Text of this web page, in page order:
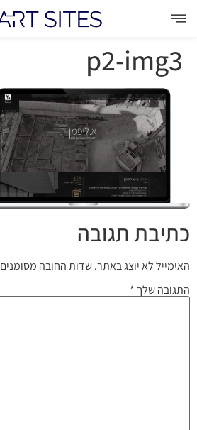
p2-img3
כתיבת תגובה
האימייל לא יוצג באתר.שדות החובה מסומנים
התגובה שלך *